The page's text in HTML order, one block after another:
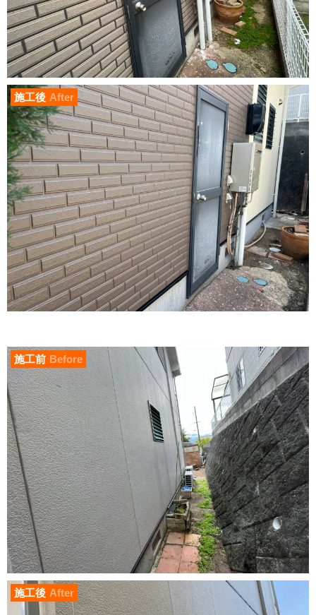
施工後 After
施工前 Before
施工後 After